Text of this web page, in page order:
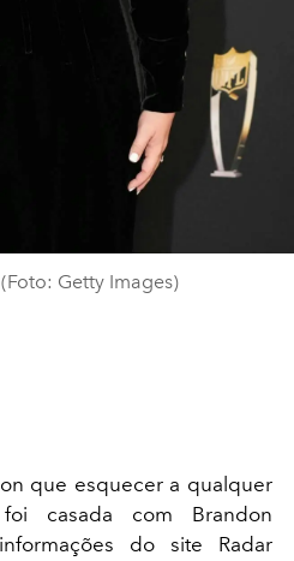
Getty Images)
que esquecer a qualquer
casada com Brandon
do site Radar